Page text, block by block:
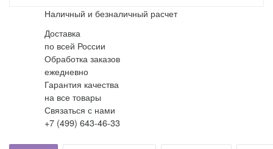
Наличный и безналичный расчет
Доставка
по всей России
Обработка заказов
ежедневно
Гарантия качества
на все товары
Связаться с нами
+7 (499) 643-46-33